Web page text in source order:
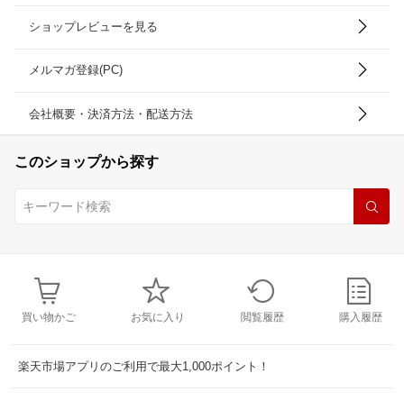
ショップレビューを見る
メルマガ登録(PC)
会社概要・決済方法・配送方法
このショップから探す
買い物かご お気に入り 閲覧履歴 購入履歴
楽天市場アプリのご利用で最大1,000ポイント！